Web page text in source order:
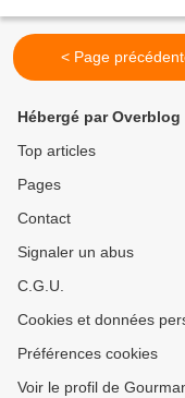
< Page
Hébergé par Overblog
Top articles
Pages
Contact
Signaler un abus
C.G.U.
Cookies et données
Préférences cookies
Voir le profil de